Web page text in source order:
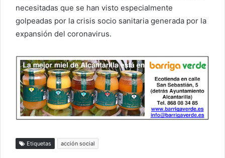
necesitadas que se han visto especialmente
golpeadas por la crisis socio sanitaria generada por la
expansión del coronavirus.
Etiquetas acción social